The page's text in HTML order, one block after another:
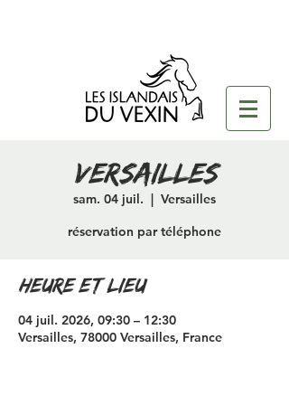
versailles
sam. 04 juil.
  |
Versailles
réservation par téléphone
Heure et lieu
04 juil. 2026, 09:30 – 12:30
Versailles, 78000 Versailles, France